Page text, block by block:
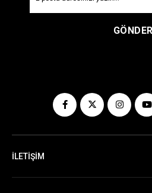
GÖNDER
İLETİŞİM